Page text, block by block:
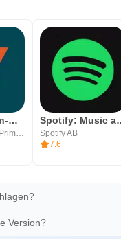
Vantage:All-In-One Trading App Spotify:
Spotify AB
7.6
Version?